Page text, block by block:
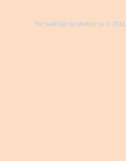
Svi sadržaji na stranici su ©